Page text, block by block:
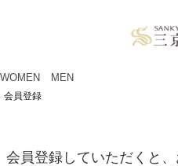
WOMEN MEN
会員登録
会員登録していただくと